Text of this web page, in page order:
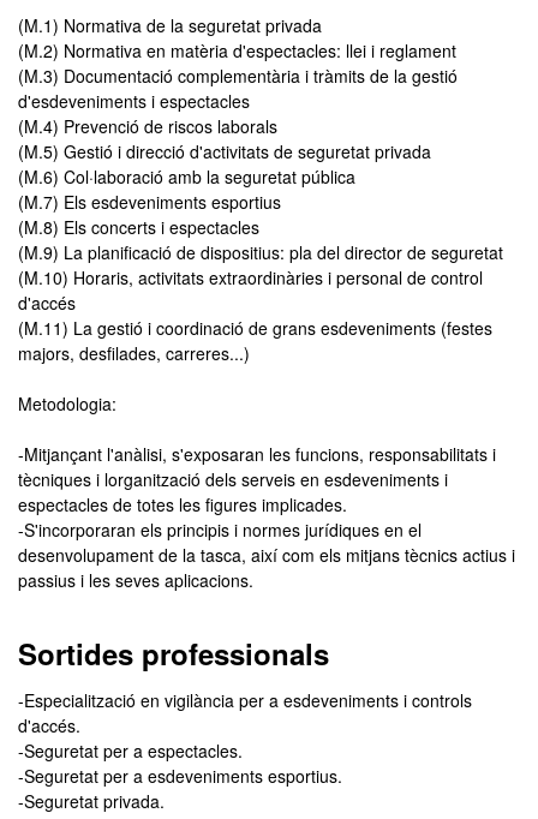
(M.1) Normativa de la seguretat privada
(M.2) Normativa en matèria d'espectacles: llei i reglament
(M.3) Documentació complementària i tràmits de la gestió
d'esdeveniments i espectacles
(M.4) Prevenció de riscos laborals
(M.5) Gestió i direcció d'activitats de seguretat privada
(M.6) Col·laboració amb la seguretat pública
(M.7) Els esdeveniments esportius
(M.8) Els concerts i espectacles
(M.9) La planificació de dispositius: pla del director de seguretat
(M.10) Horaris, activitats extraordinàries i personal de control
d'accés
(M.11) La gestió i coordinació de grans esdeveniments (festes
majors, desfilades, carreres...)
Metodologia:
-Mitjançant l'anàlisi, s'exposaran les funcions, responsabilitats i
tècniques i lorganització dels serveis en esdeveniments i
espectacles de totes les figures implicades.
-S'incorporaran els principis i normes jurídiques en el
desenvolupament de la tasca, així com els mitjans tècnics actius i
passius i les seves aplicacions.
Sortides professionals
-Especialització en vigilància per a esdeveniments i controls
d'accés.
-Seguretat per a espectacles.
-Seguretat per a esdeveniments esportius.
-Seguretat privada.